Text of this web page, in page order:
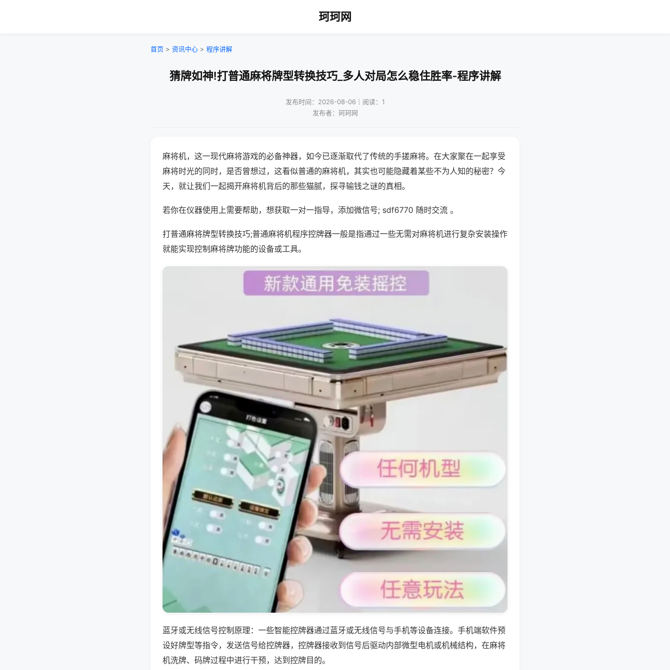
珂珂网
首页 > 资讯中心 > 程序讲解
猜牌如神!打普通麻将牌型转换技巧_多人对局怎么稳住胜率-程序讲解
发布时间：2026-08-06｜阅读：1
发布者：珂珂网
麻将机，这一现代麻将游戏的必备神器，如今已逐渐取代了传统的手搓麻将。在大家聚在一起享受
麻将时光的同时，是否曾想过，这看似普通的麻将机，其实也可能隐藏着某些不为人知的秘密？今
天，就让我们一起揭开麻将机背后的那些猫腻，探寻输钱之谜的真相。
若你在仪器使用上需要帮助，想获取一对一指导，添加微信号; sdf6770 随时交流 。
打普通麻将牌型转换技巧;普通麻将机程序控牌器一般是指通过一些无需对麻将机进行复杂安装操作
就能实现控制麻将牌功能的设备或工具。
蓝牙或无线信号控制原理：一些智能控牌器通过蓝牙或无线信号与手机等设备连接。手机端软件预
设好牌型等指令，发送信号给控牌器，控牌器接收到信号后驱动内部微型电机或机械结构，在麻将
机洗牌、码牌过程中进行干预，达到控牌目的。